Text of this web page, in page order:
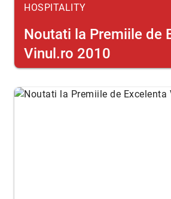
HOSPITALITY
Noutati la Premiile de
Vinul.ro 2010